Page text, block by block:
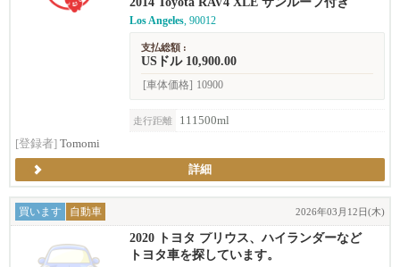
Los Angeles, 90012
支払総額 :
USドル 10,900.00
[車体価格] 10900
走行距離
111500ml
[登録者] Tomomi
詳細
買います 自動車 2026年03月12日(木)
2020 トヨタ プリウス、ハイランダーなど
トヨタ車を探しています。